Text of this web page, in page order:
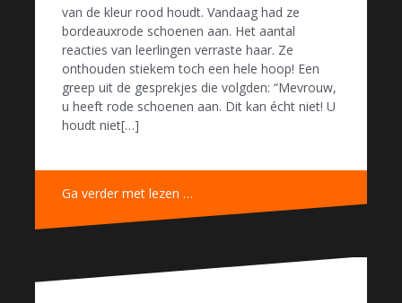
van de kleur rood houdt. Vandaag had ze
bordeauxrode schoenen aan. Het aantal
reacties van leerlingen verraste haar. Ze
onthouden stiekem toch een hele hoop! Een
greep uit de gesprekjes die volgden: “Mevrouw,
u heeft rode schoenen aan. Dit kan écht niet! U
houdt niet[…]
Ga verder met lezen …